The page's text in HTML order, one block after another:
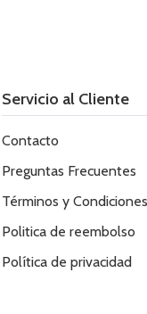
Servicio al Cliente
Contacto
Preguntas Frecuentes
Términos y Condiciones
Politica de reembolso
Política de privacidad